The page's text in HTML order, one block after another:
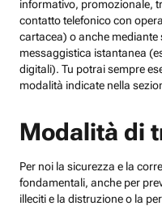
informativo, promozionale,
contatto telefonico con
cartacea) o anche
messaggistica istantanea
digitali). Tu potrai sempre
modalità indicate nella
Modalità di
Per noi la sicurezza e la
fondamentali, anche per
illeciti e la distruzione o la